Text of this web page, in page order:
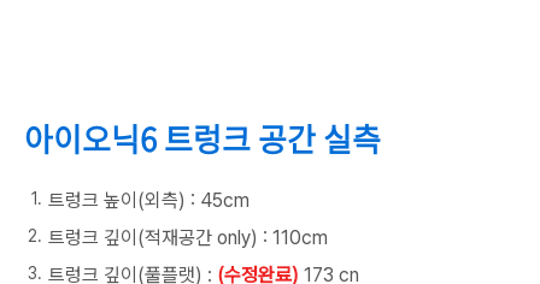
아이오닉6 트렁크 공간 실측
트렁크 높이(외측) : 45cm
트렁크 깊이(적재공간 only) : 110cm
트렁크 깊이(풀플랫) : (수정완료) 173 cn